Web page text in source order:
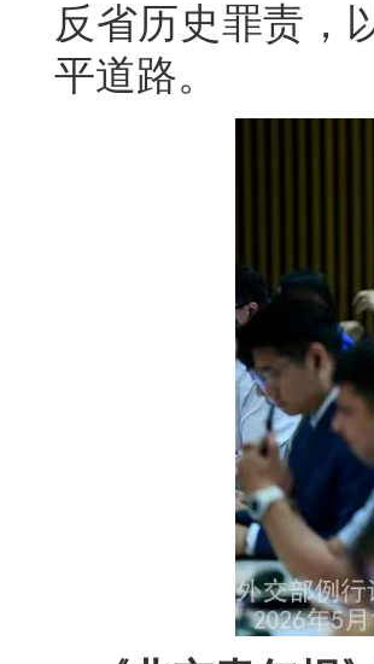
反省历史罪责，
平道路。